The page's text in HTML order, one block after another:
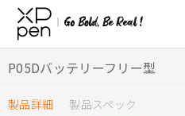
P05Dバッテリーフリー型
製品詳細 製品スペック